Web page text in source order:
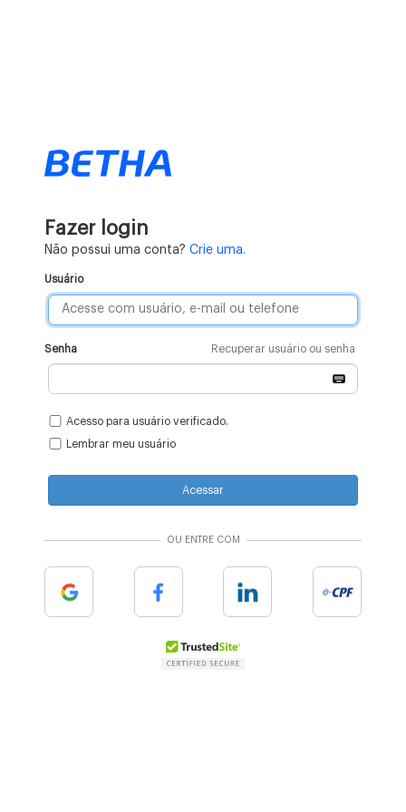
Fazer login
Não possui uma conta? Crie uma.
Usuário
Senha Recuperar usuário ou senha
Acesso para usuário verificado.
Lembrar meu usuário
Acessar
OU ENTRE COM